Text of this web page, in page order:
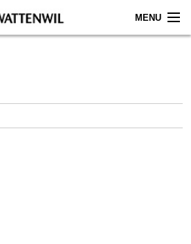
MENU